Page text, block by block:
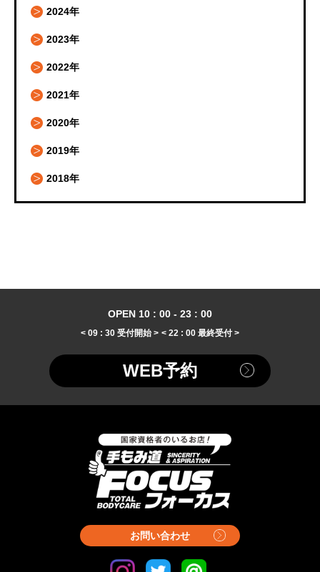
2024年
2023年
2022年
2021年
2020年
2019年
2018年
OPEN 10 : 00 - 23 : 00
< 09 : 30 受付開始 > < 22 : 00 最終受付 >
WEB予約
お問い合わせ